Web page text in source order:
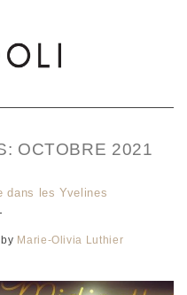
OCTOBRE 2021
dans les Yvelines
by Marie-Olivia Luthier